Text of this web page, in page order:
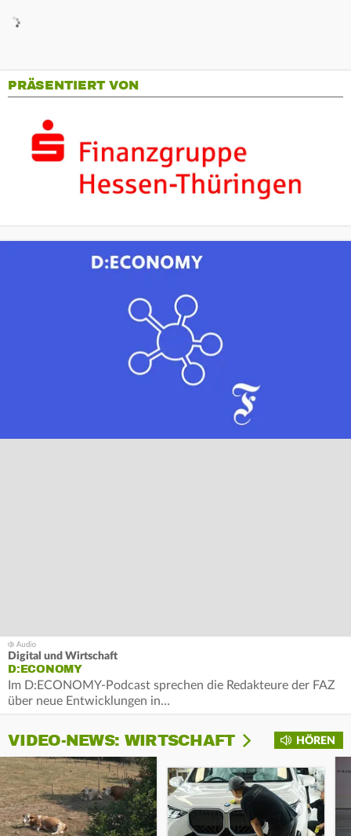
PRÄSENTIERT VON
Digital und Wirtschaft
D:ECONOMY
Im D:ECONOMY-Podcast sprechen die Redakteure der FAZ
über neue Entwicklungen in…
HÖREN
VIDEO-NEWS: WIRTSCHAFT